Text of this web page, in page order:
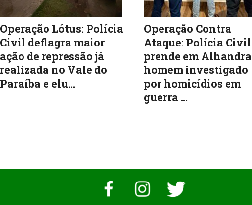
Operação Lótus: Polícia
Civil deflagra maior
ação de repressão já
realizada no Vale do
Paraíba e elu...
Operação Contra
Ataque: Polícia Civil
prende em Alhandra
homem investigado
por homicídios em
guerra ...